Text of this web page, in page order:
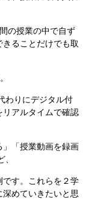
の授業の中で自ず
ることだけでも取
わりにデジタル付
アルタイムで確認
「授業動画を録画
す。これらを２学
めていきたいと思